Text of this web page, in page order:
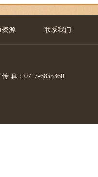
资源 联系我们
真：0717-6855360